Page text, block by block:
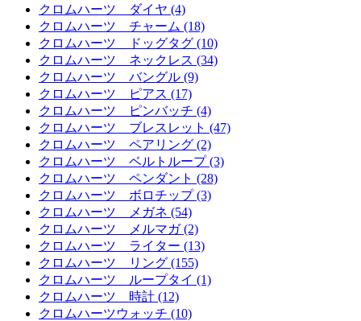
クロムハーツ ダイヤ (4)
クロムハーツ チャーム (18)
クロムハーツ ドッグタグ (10)
クロムハーツ ネックレス (34)
クロムハーツ バングル (9)
クロムハーツ ピアス (17)
クロムハーツ ピンバッチ (4)
クロムハーツ ブレスレット (47)
クロムハーツ ペアリング (2)
クロムハーツ ベルトループ (3)
クロムハーツ ペンダント (28)
クロムハーツ ボロチップ (3)
クロムハーツ メガネ (54)
クロムハーツ メルマガ (2)
クロムハーツ ライター (13)
クロムハーツ リング (155)
クロムハーツ ループタイ (1)
クロムハーツ 時計 (12)
クロムハーツウォッチ (10)